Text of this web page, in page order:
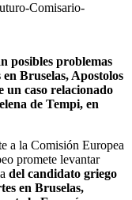
Comisario-
posibles problemas
Bruselas, Apostolos
un caso relacionado
de Tempi, en
a la Comisión Europea
promete levantar
del candidato griego
en Bruselas,